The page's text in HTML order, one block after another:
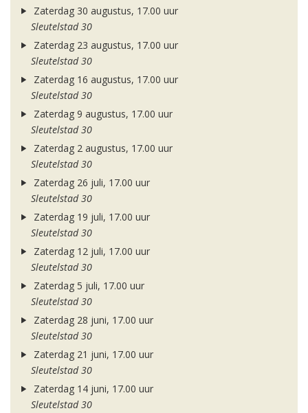
Zaterdag 30 augustus, 17.00 uur
Sleutelstad 30
Zaterdag 23 augustus, 17.00 uur
Sleutelstad 30
Zaterdag 16 augustus, 17.00 uur
Sleutelstad 30
Zaterdag 9 augustus, 17.00 uur
Sleutelstad 30
Zaterdag 2 augustus, 17.00 uur
Sleutelstad 30
Zaterdag 26 juli, 17.00 uur
Sleutelstad 30
Zaterdag 19 juli, 17.00 uur
Sleutelstad 30
Zaterdag 12 juli, 17.00 uur
Sleutelstad 30
Zaterdag 5 juli, 17.00 uur
Sleutelstad 30
Zaterdag 28 juni, 17.00 uur
Sleutelstad 30
Zaterdag 21 juni, 17.00 uur
Sleutelstad 30
Zaterdag 14 juni, 17.00 uur
Sleutelstad 30